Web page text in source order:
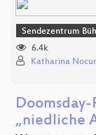
Sendezentrum
6.4k
Katharina
„niedliche